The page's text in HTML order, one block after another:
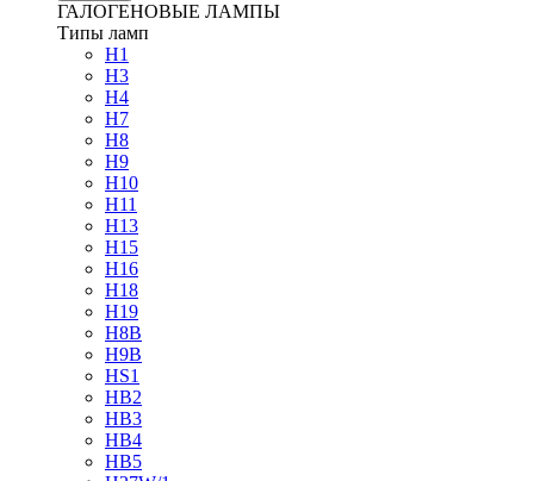
ГАЛОГЕНОВЫЕ ЛАМПЫ
Типы ламп
H1
H3
H4
H7
H8
H9
H10
H11
H13
H15
H16
H18
H19
H8B
H9B
HS1
HB2
HB3
HB4
HB5